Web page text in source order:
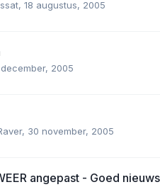
, 18 augustus, 2005
2005
, 30 november, 2005
angepast - Goed